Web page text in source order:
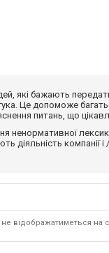
які бажають
Це допоможе
питань, що
ненормативної
діяльність компанії
відображатиметься на